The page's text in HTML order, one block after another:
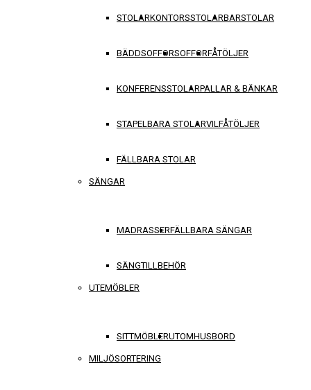
STOLARKONTORSSTOLARBARSTOLAR
BÄDDSOFFORSOFFORFÅTÖLJER
KONFERENSSTOLARPALLAR & BÄNKAR
STAPELBARA STOLARVILFÅTÖLJER
FÄLLBARA STOLAR
SÄNGAR
MADRASSERFÄLLBARA SÄNGAR
SÄNGTILLBEHÖR
UTEMÖBLER
SITTMÖBLERUTOMHUSBORD
MILJÖSORTERING